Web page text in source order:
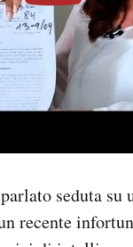
seduta su
recente